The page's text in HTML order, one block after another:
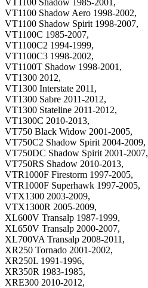
VT1100 Shadow Aero 1998-2002,
VT1100 Shadow Spirit 1998-2007,
VT1100C 1985-2007,
VT1100C2 1994-1999,
VT1100C3 1998-2002,
VT1100T Shadow 1998-2001,
VT1300 2012,
VT1300 Interstate 2011,
VT1300 Sabre 2011-2012,
VT1300 Stateline 2011-2012,
VT1300C 2010-2013,
VT750 Black Widow 2001-2005,
VT750C2 Shadow Spirit 2004-2009,
VT750DC Shadow Spirit 2001-2007,
VT750RS Shadow 2010-2013,
VTR1000F Firestorm 1997-2005,
VTR1000F Superhawk 1997-2005,
VTX1300 2003-2009,
VTX1300R 2005-2009,
XL600V Transalp 1987-1999,
XL650V Transalp 2000-2007,
XL700VA Transalp 2008-2011,
XR250 Tornado 2001-2002,
XR250L 1991-1996,
XR350R 1983-1985,
XRE300 2010-2012,